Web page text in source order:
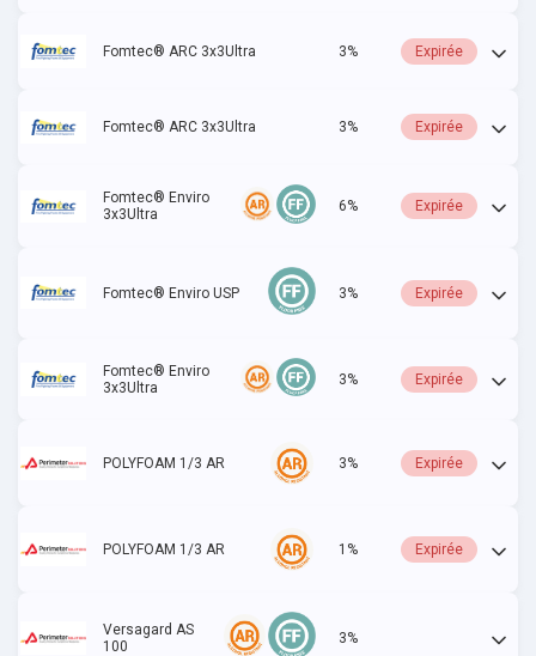
Fomtec® ARC 3x3Ultra 3% Expirée
Fomtec® ARC 3x3Ultra 3% Expirée
Fomtec® Enviro
3x3Ultra
6% Expirée
Fomtec® Enviro USP 3% Expirée
Fomtec® Enviro
3x3Ultra
3% Expirée
POLYFOAM 1/3 AR 3% Expirée
POLYFOAM 1/3 AR 1% Expirée
Versagard AS
100
3%